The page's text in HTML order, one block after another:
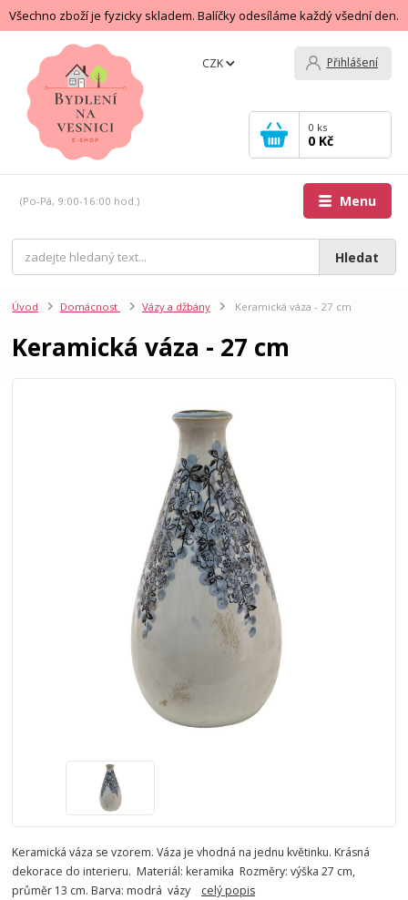
Všechno zboží je fyzicky skladem. Balíčky odesíláme každý všední den.
Menu
CZK Přihlášení
Hledat
(Po-Pá, 9:00-16:00 hod.)
0 ks
0 Kč
Úvod Domácnost Vázy a džbány Keramická váza - 27 cm
Keramická váza - 27 cm
Keramická váza se vzorem. Váza je vhodná na jednu květinku. Krásná
dekorace do interieru. Materiál: keramika Rozměry: výška 27 cm,
průměr 13 cm. Barva: modrá vázy celý popis